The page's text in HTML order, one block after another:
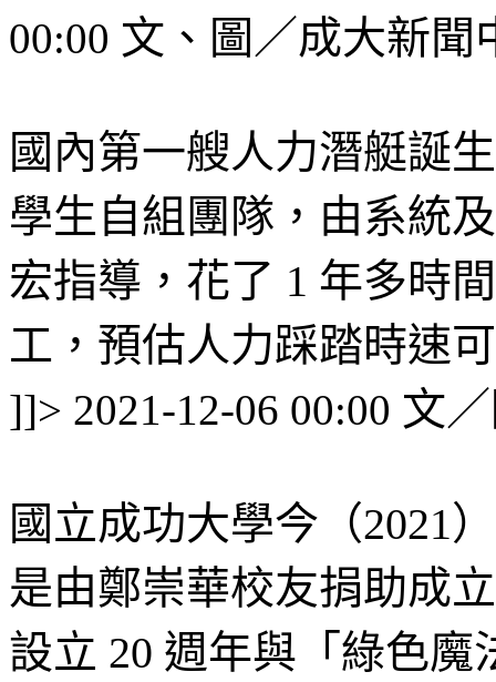
00:00 文、圖／成大新聞
國內第一艘人力潛艇誕
學生自組團隊，由系統
宏指導，花了 1 年多時
工，預估人力踩踏時速
]]> 2021-12-06 00:00 文
國立成功大學今（2021
是由鄭崇華校友捐助成
設立 20 週年與「綠色魔